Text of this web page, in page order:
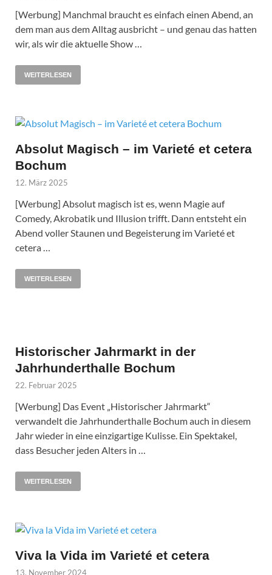
[Werbung] Manchmal braucht es einfach einen Abend, an
dem man aus dem Alltag ausbricht – und genau das hatten
wir, als wir die aktuelle Show …
WEITERLESEN
Absolut Magisch – im Varieté et cetera
Bochum
12. März 2025
[Werbung] Absolut magisch ist es, wenn Magie auf
Comedy, Akrobatik und Illusion trifft. Dann entsteht ein
Abend voller Staunen und Begeisterung im Varieté et
cetera …
WEITERLESEN
Historischer Jahrmarkt in der
Jahrhunderthalle Bochum
22. Februar 2025
[Werbung] Das Event „Historischer Jahrmarkt“
verwandelt die Jahrhunderthalle Bochum auch in diesem
Jahr wieder in eine einzigartige Kulisse. Ein Spektakel,
dass Besucher jeden Alters in …
WEITERLESEN
Viva la Vida im Varieté et cetera
13. November 2024